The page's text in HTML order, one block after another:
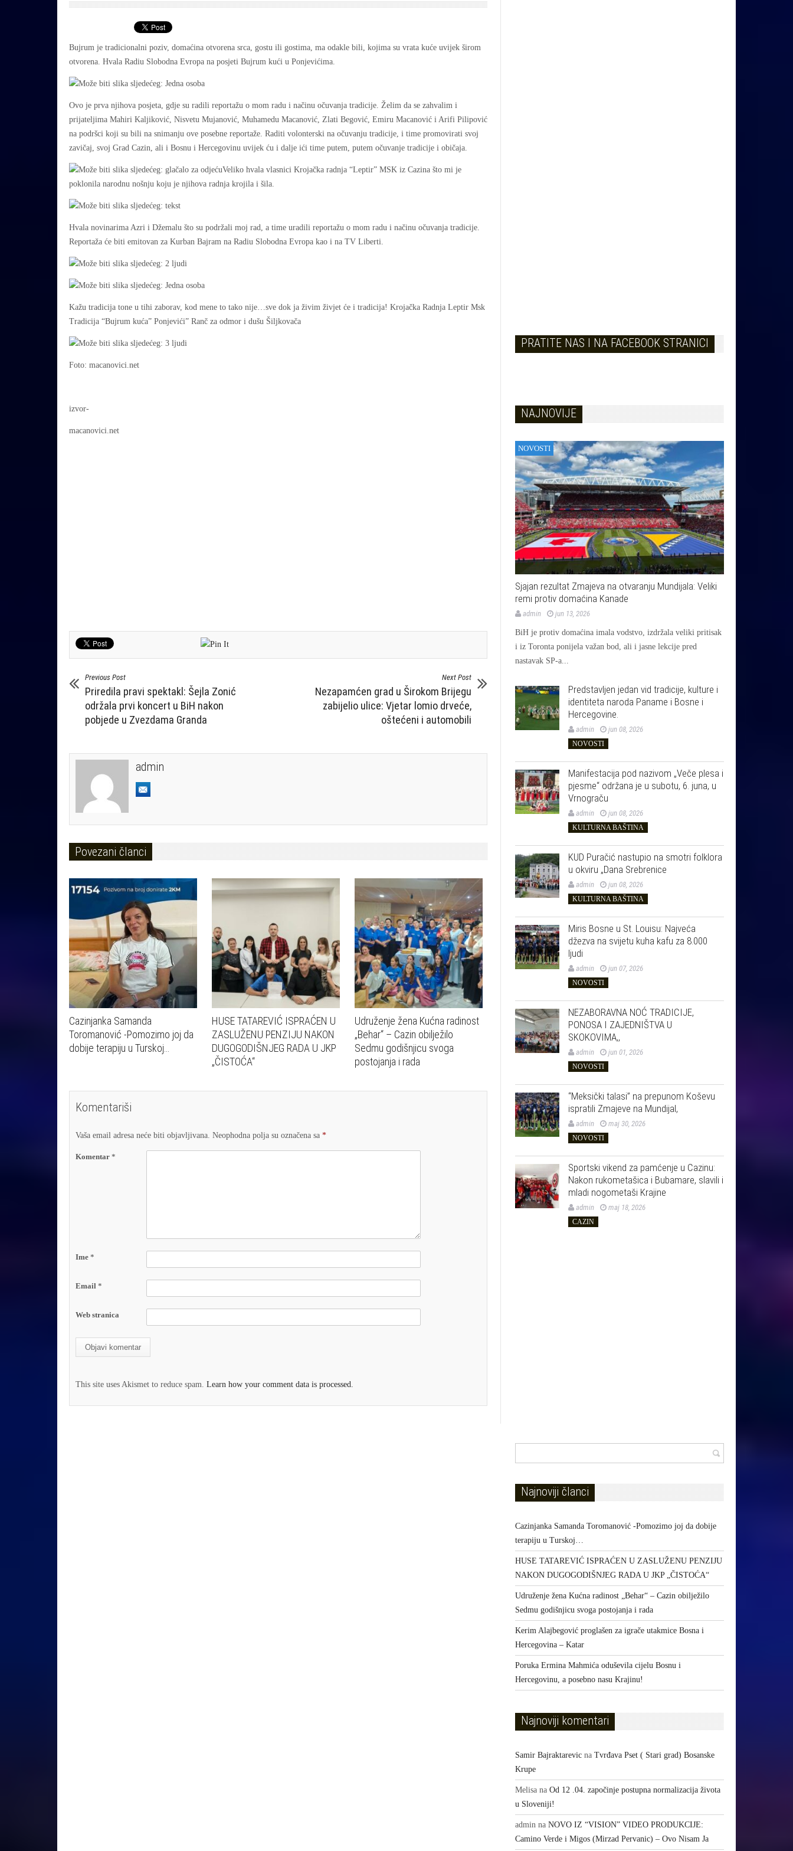
Bujrum je tradicionalni poziv, domaćina otvorena srca, gostu ili gostima, ma odakle bili, kojima su vrata kuće uvijek širom
otvorena. Hvala Radiu Slobodna Evropa na posjeti Bujrum kući u Ponjevićima.
Ovo je prva njihova posjeta, gdje su radili reportažu o mom radu i načinu očuvanja tradicije. Želim da se zahvalim i
prijateljima Mahiri Kaljiković, Nisvetu Mujanović, Muhamedu Macanović, Zlati Begović, Emiru Macanović i Arifi Pilipović
na podršci koji su bili na snimanju ove posebne reportaže. Raditi volonterski na očuvanju tradicije, i time promovirati svoj
zavičaj, svoj Grad Cazin, ali i Bosnu i Hercegovinu uvijek ću i dalje ići time putem, putem očuvanje tradicije i običaja.
Veliko hvala vlasnici Krojačka radnja “Leptir” MSK iz Cazina što mi je
poklonila narodnu nošnju koju je njihova radnja krojila i šila.
Hvala novinarima Azri i Džemalu što su podržali moj rad, a time uradili reportažu o mom radu i načinu očuvanja tradicije.
Reportaža će biti emitovan za Kurban Bajram na Radiu Slobodna Evropa kao i na TV Liberti.
Kažu tradicija tone u tihi zaborav, kod mene to tako nije…sve dok ja živim živjet će i tradicija! Krojačka Radnja Leptir Msk
Tradicija “Bujrum kuća” Ponjevići” Ranč za odmor i dušu Šiljkovača
Foto: macanovici.net
izvor-
macanovici.net
Previous Post
Priredila pravi spektakl: Šejla Zonić
održala prvi koncert u BiH nakon
pobjede u Zvezdama Granda
Next Post
Nezapamćen grad u Širokom Brijegu
zabijelio ulice: Vjetar lomio drveće,
oštećeni i automobili
admin
Povezani članci
Cazinjanka Samanda
Toromanović -Pomozimo joj da
dobije terapiju u Turskoj…
HUSE TATAREVIĆ ISPRAĆEN U
ZASLUŽENU PENZIJU NAKON
DUGOGODIŠNJEG RADA U JKP
„ČISTOĆA“
Udruženje žena Kućna radinost
„Behar“ – Cazin obilježilo
Sedmu godišnjicu svoga
postojanja i rada
Komentariši
Vaša email adresa neće biti objavljivana. Neophodna polja su označena sa *
Komentar *
Ime *
Email *
Web stranica
This site uses Akismet to reduce spam. Learn how your comment data is processed.
PRATITE NAS I NA FACEBOOK STRANICI
NAJNOVIJE
NOVOSTI
Sjajan rezultat Zmajeva na otvaranju Mundijala: Veliki
remi protiv domaćina Kanade
admin jun 13, 2026
BiH je protiv domaćina imala vodstvo, izdržala veliki pritisak
i iz Toronta ponijela važan bod, ali i jasne lekcije pred
nastavak SP-a...
Predstavljen jedan vid tradicije, kulture i
identiteta naroda Paname i Bosne i
Hercegovine.
admin jun 08, 2026
NOVOSTI
Manifestacija pod nazivom „Veče plesa i
pjesme“ održana je u subotu, 6. juna, u
Vrnograču
admin jun 08, 2026
KULTURNA BAŠTINA
KUD Puračić nastupio na smotri folklora
u okviru „Dana Srebrenice
admin jun 08, 2026
KULTURNA BAŠTINA
Miris Bosne u St. Louisu: Najveća
džezva na svijetu kuha kafu za 8.000
ljudi
admin jun 07, 2026
NOVOSTI
NEZABORAVNA NOĆ TRADICIJE,
PONOSA I ZAJEDNIŠTVA U
SKOKOVIMA,,
admin jun 01, 2026
NOVOSTI
“Meksički talasi” na prepunom Koševu
ispratili Zmajeve na Mundijal,
admin maj 30, 2026
NOVOSTI
Sportski vikend za pamćenje u Cazinu:
Nakon rukometašica i Bubamare, slavili i
mladi nogometaši Krajine
admin maj 18, 2026
CAZIN
Najnoviji članci
Cazinjanka Samanda Toromanović -Pomozimo joj da dobije
terapiju u Turskoj…
HUSE TATAREVIĆ ISPRAĆEN U ZASLUŽENU PENZIJU
NAKON DUGOGODIŠNJEG RADA U JKP „ČISTOĆA“
Udruženje žena Kućna radinost „Behar“ – Cazin obilježilo
Sedmu godišnjicu svoga postojanja i rada
Kerim Alajbegović proglašen za igrače utakmice Bosna i
Hercegovina – Katar
Poruka Ermina Mahmića oduševila cijelu Bosnu i
Hercegovinu, a posebno nasu Krajinu!
Najnoviji komentari
Samir Bajraktarevicna Tvrđava Pset ( Stari grad) Bosanske
Krupe
Melisana Od 12 .04. započinje postupna normalizacija života
u Sloveniji!
adminna NOVO IZ “VISION” VIDEO PRODUKCIJE:
Camino Verde i Migos (Mirzad Pervanic) – Ovo Nisam Ja